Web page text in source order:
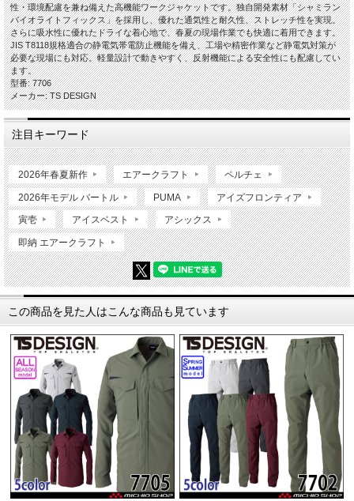
性・環境配慮を兼ね備えた高機能ワークジャケットです。独自開発素材「シャミラン
バイオライトフィックス」を採用し、優れた通気性と耐久性、ストレッチ性を実現。
さらに吸水性に優れたドライな着心地で、春夏の現場作業でも快適に着用できます。
JIS T8118規格適合の静電気帯電防止機能を備え、工場や精密作業など静電気対策が
必要な現場にも対応。軽量設計で動きやすく、反射機能による安全性にも配慮してい
ます。
型番: 7706
メーカー: TS DESIGN
注目キーワード
2026年春夏新作 エアークラフト ペルチェ
2026年モデル バートル PUMA アイズフロンティア
寅壱 アイスベスト アシックス
即納 エアークラフト
この商品を見た人はこんな商品も見ています